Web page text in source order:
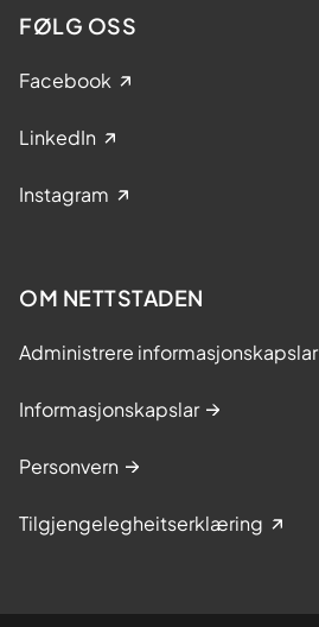
FØLG OSS
Facebook
LinkedIn
Instagram
OM NETTSTADEN
Administrere informasjonskapslar
Informasjonskapslar
Personvern
Tilgjengelegheitserklæring